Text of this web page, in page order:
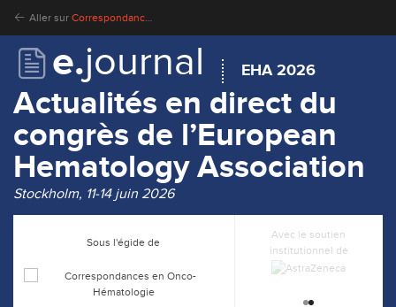
Aller sur Correspondances en Onco-Hématologie
e.journal EHA 2026
Actualités en direct du
congrès de l’European
Hematology Association
Stockholm, 11-14 juin 2026
Sous l'égide de
Avec le soutien
institutionnel de
Avec le soutien
institutionnel de